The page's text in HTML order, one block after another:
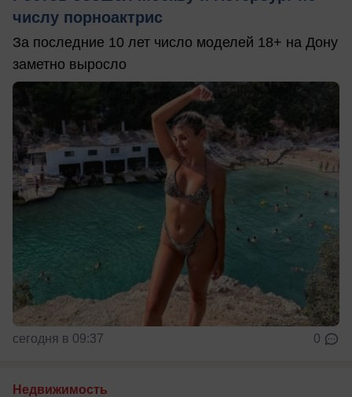
числу порноактрис
За последние 10 лет число моделей 18+ на Дону
заметно выросло
сегодня в 09:37 0
Недвижимость